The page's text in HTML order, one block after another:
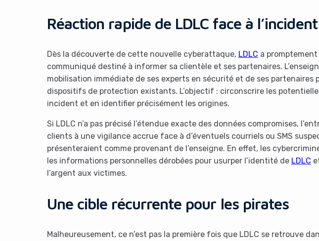
Réaction rapide de LDLC face à l’incident
Dès la découverte de cette nouvelle cyberattaque, LDLC a
communiqué destiné à informer sa clientèle et ses partenaires.
mobilisation immédiate de ses experts en sécurité et de ses partenaires
dispositifs de protection existants. L’objectif : circonscrire les
incident et en identifier précisément les origines.
Si LDLC n’a pas précisé l’étendue exacte des données compromises,
clients à une vigilance accrue face à d’éventuels courriels ou SMS
présenteraient comme provenant de l’enseigne. En effet, les
les informations personnelles dérobées pour usurper l’identité de LDLC
l’argent aux victimes.
Une cible récurrente pour les pirates
Malheureusement, ce n’est pas la première fois que LDLC se retrouve